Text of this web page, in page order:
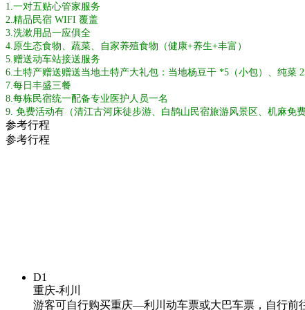
1.一对五贴心管家服务
2.精品民宿 WIFI 覆盖
3.洗漱用品一应俱全
4.原生态食物、蔬菜、自家养殖食物（健康+养生+丰富）
5.赠送动车站接送服务
6.土特产赠送赠送当地土特产大礼包：当地杨豆干 *5（小包）、纯菜
7.每日丰盛三餐
8.每栋民宿统一配备专业医护人员一名
9. 免费活动有（清江古河床徒步游、白鹊山民宿旅游风景区、机麻免
参考行程
参考行程
D1
重庆-利川
游客可自行购买重庆—利川动车票或大巴车票，自行前